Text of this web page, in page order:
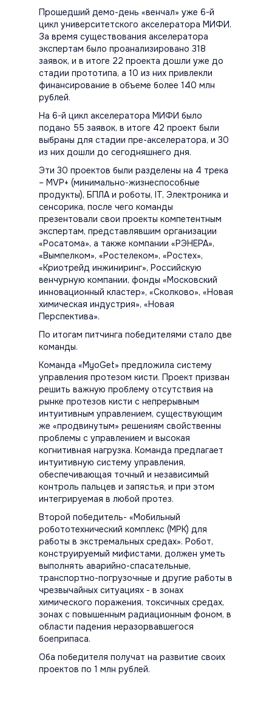
Прошедший демо-день «венчал» уже 6-й
цикл университетского акселератора МИФИ.
За время существования акселератора
экспертам было проанализировано 318
заявок, и в итоге 22 проекта дошли уже до
стадии прототипа, а 10 из них привлекли
финансирование в объеме более 140 млн
рублей.
На 6-й цикл акселератора МИФИ было
подано 55 заявок, в итоге 42 проект были
выбраны для стадии пре-акселератора, и 30
из них дошли до сегодняшнего дня.
Эти 30 проектов были разделены на 4 трека
– MVP+ (минимально-жизнеспособные
продукты), БПЛА и роботы, IT, Электроника и
сенсорика, после чего команды
презентовали свои проекты компетентным
экспертам, представлявшим организации
«Росатома», а также компании «РЭНЕРА»,
«Вымпелком», «Ростелеком», «Ростех»,
«Криотрейд инжиниринг», Российскую
венчурную компании, фонды «Московский
инновационный кластер», «Сколково», «Новая
химическая индустрия», «Новая
Перспектива».
По итогам питчинга победителями стало две
команды.
Команда «MyoGet» предложила систему
управления протезом кисти. Проект призван
решить важную проблему отсутствия на
рынке протезов кисти с непрерывным
интуитивным управлением, существующим
же «продвинутым» решениям свойственны
проблемы с управлением и высокая
когнитивная нагрузка. Команда предлагает
интуитивную систему управления,
обеспечивающая точный и независимый
контроль пальцев и запястья, и при этом
интегрируемая в любой протез.
Второй победитель- «Мобильный
робототехнический комплекс (МРК) для
работы в экстремальных средах». Робот,
конструируемый мифистами, должен уметь
выполнять аварийно-спасательные,
транспортно-погрузочные и другие работы в
чрезвычайных ситуациях - в зонах
химического поражения, токсичных средах,
зонах с повышенным радиационным фоном, в
области падения неразорвавшегося
боеприпаса.
Оба победителя получат на развитие своих
проектов по 1 млн рублей.